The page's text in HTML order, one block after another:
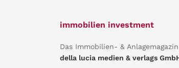
immobilien investment
Das Immobilien- &
della lucia medien & verlags